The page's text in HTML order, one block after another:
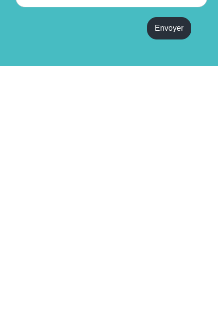
o
Envoyer